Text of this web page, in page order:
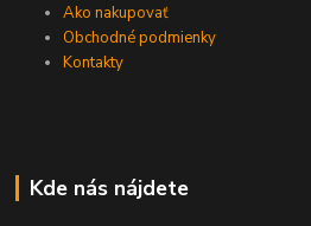
Ako nakupovať
Obchodné podmienky
Kontakty
Kde nás nájdete